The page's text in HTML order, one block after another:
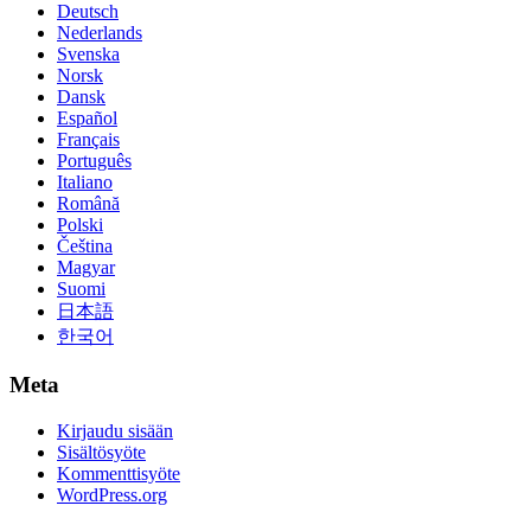
Deutsch
Nederlands
Svenska
Norsk
Dansk
Español
Français
Português
Italiano
Română
Polski
Čeština
Magyar
Suomi
日本語
한국어
Meta
Kirjaudu sisään
Sisältösyöte
Kommenttisyöte
WordPress.org